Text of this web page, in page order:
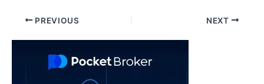
Post PREVIOUS NEXT